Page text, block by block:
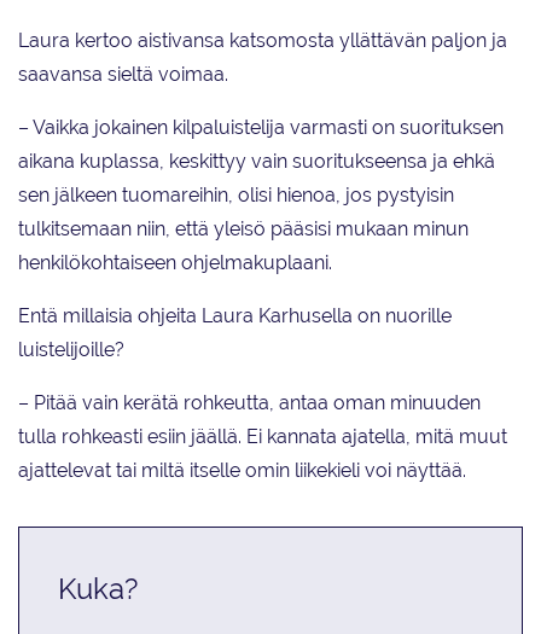
Laura kertoo aistivansa katsomosta yllättävän paljon ja
saavansa sieltä voimaa.
– Vaikka jokainen kilpaluistelija varmasti on suorituksen
aikana kuplassa, keskittyy vain suoritukseensa ja ehkä
sen jälkeen tuomareihin, olisi hienoa, jos pystyisin
tulkitsemaan niin, että yleisö pääsisi mukaan minun
henkilökohtaiseen ohjelmakuplaani.
Entä millaisia ohjeita Laura Karhusella on nuorille
luistelijoille?
– Pitää vain kerätä rohkeutta, antaa oman minuuden
tulla rohkeasti esiin jäällä. Ei kannata ajatella, mitä muut
ajattelevat tai miltä itselle omin liikekieli voi näyttää.
Kuka?